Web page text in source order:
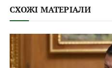
СХОЖІ МАТЕРІАЛИ